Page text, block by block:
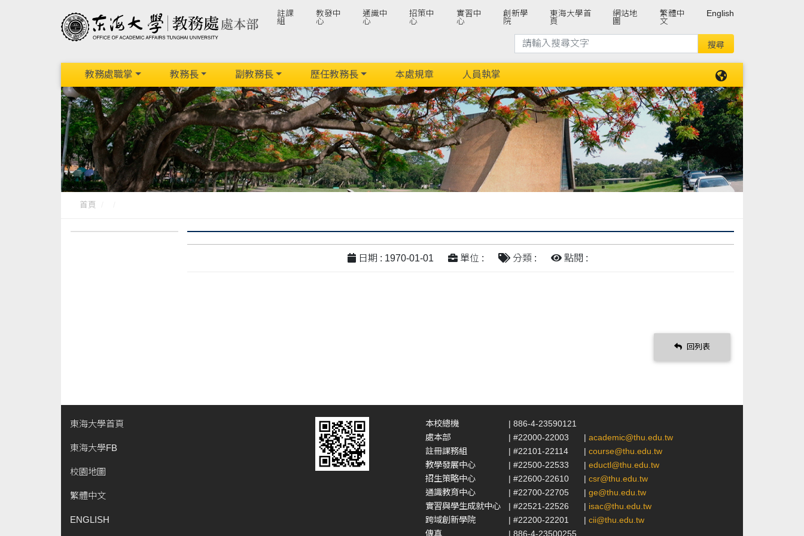
註課
組
教發中
心
通識中
心
招策中
心
實習中
心
創新學
院
東海大學首
頁
網站地
圖
繁體中
文
English
教務處職掌 教務長 副教務長 歷任教務長 本處規章 人員執掌
首頁
日期 : 1970-01-01 單位 : 分類 : 點閱 :
回列表
東海大學首頁
東海大學FB
校園地圖
繁體中文
ENGLISH
本校總機
| 886-4-23590121
處本部
| #22000-22003 | academic@thu.edu.tw
註冊課務組
| #22101-22114 | course@thu.edu.tw
教學發展中心
| #22500-22533 | eductl@thu.edu.tw
招生策略中心
| #22600-22610 | csr@thu.edu.tw
通識教育中心
| #22700-22705 | ge@thu.edu.tw
實習與學生成就中心
| #22521-22526 | isac@thu.edu.tw
跨域創新學院
| #22200-22201 | cii@thu.edu.tw
傳真
| 886-4-23500255